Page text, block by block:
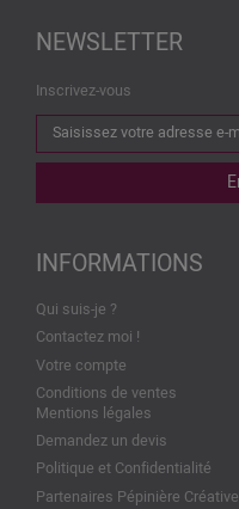
NEWSLETTER
Inscrivez-vous
INFORMATIONS
Qui suis-je ?
Contactez moi !
Votre compte
Conditions de ventes
Mentions légales
Demandez un devis
Politique et Confidentialité
Partenaires Pépinière Créative